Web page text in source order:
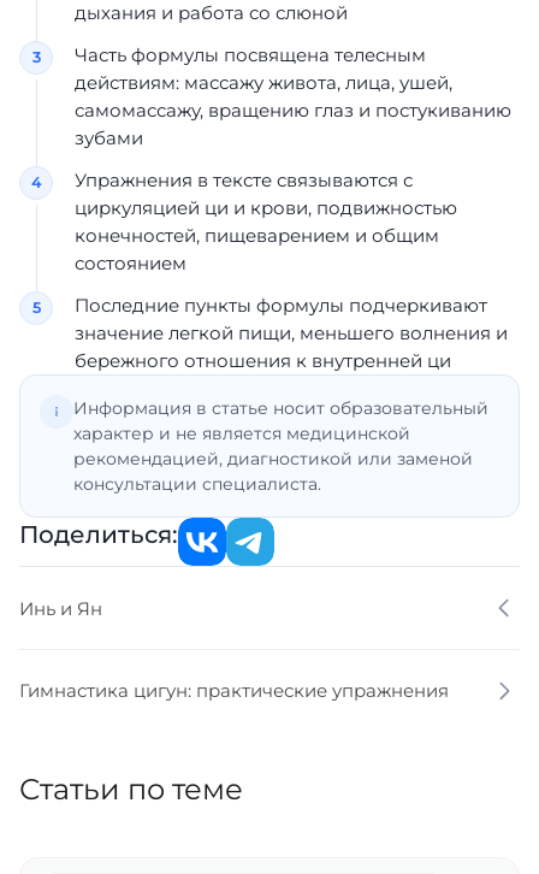
дыхания и работа со слюной
Часть формулы посвящена телесным
действиям: массажу живота, лица, ушей,
самомассажу, вращению глаз и постукиванию
зубами
Упражнения в тексте связываются с
циркуляцией ци и крови, подвижностью
конечностей, пищеварением и общим
состоянием
Последние пункты формулы подчеркивают
значение легкой пищи, меньшего волнения и
бережного отношения к внутренней ци
Информация в статье носит образовательный
характер и не является медицинской
рекомендацией, диагностикой или заменой
консультации специалиста.
Поделиться:
Инь и Ян
Гимнастика цигун: практические упражнения
Статьи по теме